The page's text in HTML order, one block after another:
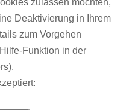
zulassen möchten,
Deaktivierung in Ihrem
zum Vorgehen
Funktion in der